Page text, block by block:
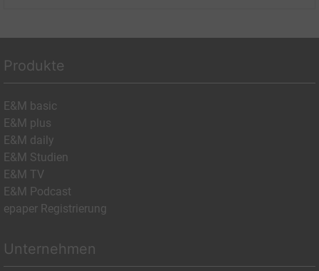
Produkte
E&M basic
E&M plus
E&M daily
E&M Studien
E&M TV
E&M Podcast
epaper Registrierung
Unternehmen